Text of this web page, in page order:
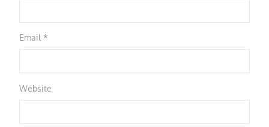
Email*
Website